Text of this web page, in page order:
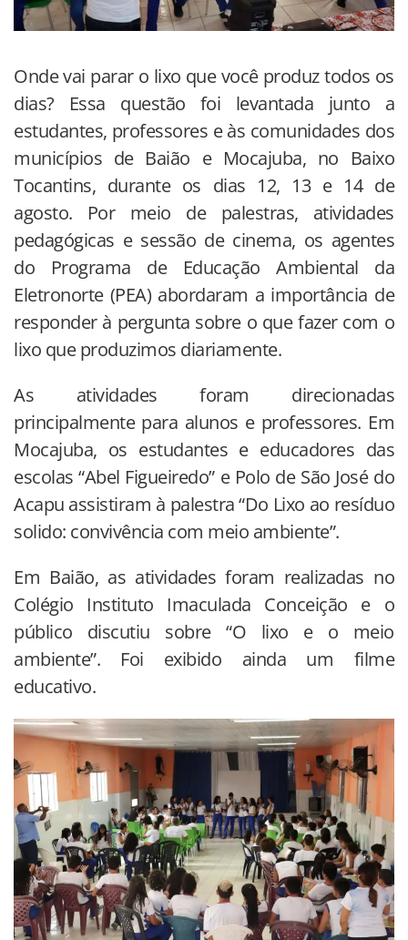
Onde vai parar o lixo que você produz todos os
dias? Essa questão foi levantada junto a
estudantes, professores e às comunidades dos
municípios de Baião e Mocajuba, no Baixo
Tocantins, durante os dias 12, 13 e 14 de
agosto. Por meio de palestras, atividades
pedagógicas e sessão de cinema, os agentes
do Programa de Educação Ambiental da
Eletronorte (PEA) abordaram a importância de
responder à pergunta sobre o que fazer com o
lixo que produzimos diariamente.
As atividades foram direcionadas
principalmente para alunos e professores. Em
Mocajuba, os estudantes e educadores das
escolas “Abel Figueiredo” e Polo de São José do
Acapu assistiram à palestra “Do Lixo ao resíduo
solido: convivência com meio ambiente”.
Em Baião, as atividades foram realizadas no
Colégio Instituto Imaculada Conceição e o
público discutiu sobre “O lixo e o meio
ambiente”. Foi exibido ainda um filme
educativo.